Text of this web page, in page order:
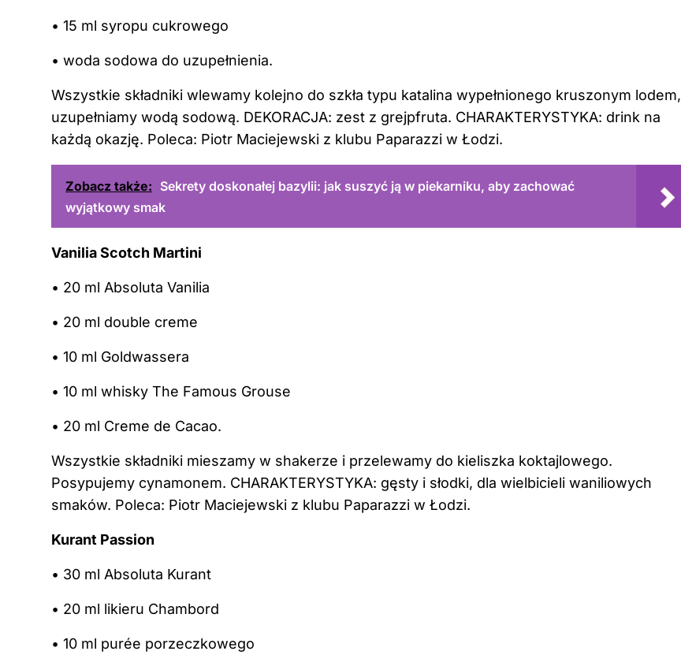
• 15 ml syropu cukrowego
• woda sodowa do uzupełnienia.
Wszystkie składniki wlewamy kolejno do szkła typu katalina wypełnionego kruszonym lodem,
uzupełniamy wodą sodową. DEKORACJA: zest z grejpfruta. CHARAKTERYSTYKA: drink na
każdą okazję. Poleca: Piotr Maciejewski z klubu Paparazzi w Łodzi.
Zobacz także: Sekrety doskonałej bazylii: jak suszyć ją w piekarniku, aby zachować
wyjątkowy smak
Vanilia Scotch Martini
• 20 ml Absoluta Vanilia
• 20 ml double creme
• 10 ml Goldwassera
• 10 ml whisky The Famous Grouse
• 20 ml Creme de Cacao.
Wszystkie składniki mieszamy w shakerze i przelewamy do kieliszka koktajlowego.
Posypujemy cynamonem. CHARAKTERYSTYKA: gęsty i słodki, dla wielbicieli waniliowych
smaków. Poleca: Piotr Maciejewski z klubu Paparazzi w Łodzi.
Kurant Passion
• 30 ml Absoluta Kurant
• 20 ml likieru Chambord
• 10 ml purée porzeczkowego